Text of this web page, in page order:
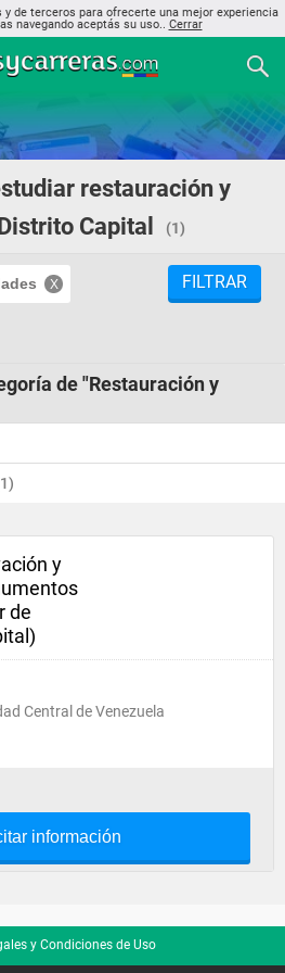
de terceros para ofrecerte una mejor experiencia
navegando aceptás su uso.. Cerrar
restauración y
Capital
(1)
FILTRAR
de "Restauración y
y
de
Central de Venezuela
información
y Condiciones de Uso